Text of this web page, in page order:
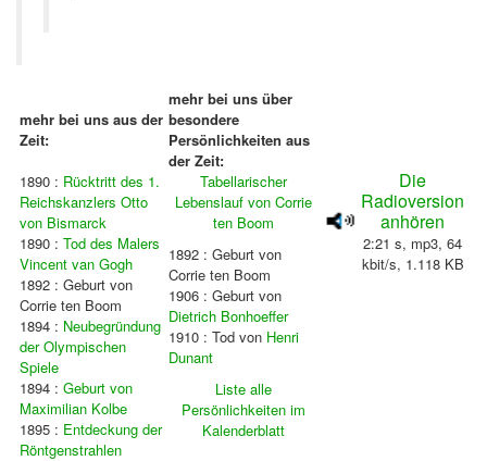
mehr bei uns aus der
Zeit:
mehr bei uns über
besondere
Persönlichkeiten aus
der Zeit:
1890 : Rücktritt des 1.
Reichskanzlers Otto
von Bismarck
1890 : Tod des Malers
Vincent van Gogh
1892 : Geburt von
Corrie ten Boom
1894 : Neubegründung
der Olympischen
Spiele
1894 : Geburt von
Maximilian Kolbe
1895 : Entdeckung der
Röntgenstrahlen
Tabellarischer
Lebenslauf von Corrie
ten Boom
1892 : Geburt von
Corrie ten Boom
1906 : Geburt von
Dietrich Bonhoeffer
1910 : Tod von Henri
Dunant
Liste alle
Persönlichkeiten im
Kalenderblatt
Die
Radioversion
anhören
2:21 s, mp3, 64
kbit/s, 1.118 KB